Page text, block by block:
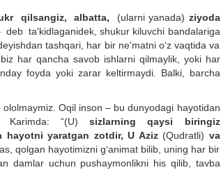
qilsangiz, albatta, (ularni yanada) ziyoda
deb ta'kidlaganidek, shukur kiluvchi bandalariga
tashqari, har bir ne'matni o‘z vaqtida va
har qancha savob ishlarni qilmaylik, yoki har
foyda yoki zarar keltirmaydi. Balki, barcha
Oqil inson – bu dunyodagi hayotidan
Karimda: “(U)sizlarning qaysi biringiz
yaratgan zotdir, U Aziz(Qudratli) va
qolgan hayotimizni g‘animat bilib, uning har bir
damlar uchun pushaymonlikni his qilib, tavba